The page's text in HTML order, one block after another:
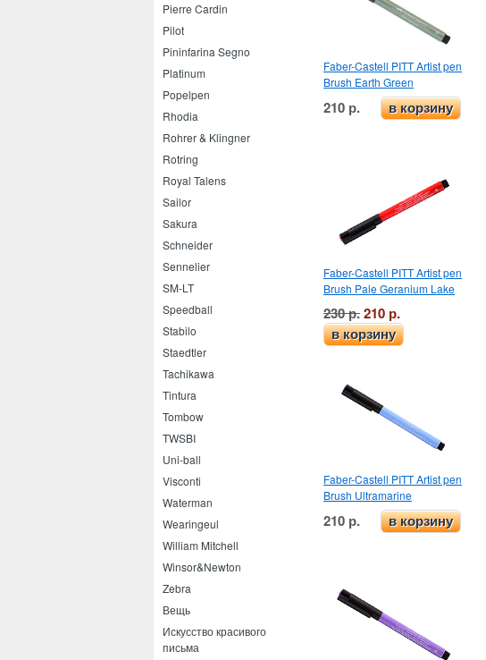
Pierre Cardin
Pilot
Pininfarina Segno
Platinum
Popelpen
Rhodia
Rohrer & Klingner
Rotring
Royal Talens
Sailor
Sakura
Schneider
Sennelier
SM-LT
Speedball
Stabilo
Staedtler
Tachikawa
Tintura
Tombow
TWSBI
Uni-ball
Visconti
Waterman
Wearingeul
William Mitchell
Winsor&Newton
Zebra
Вещь
Искусство красивого
письма
Faber-Castell PITT Artist pen
Brush Earth Green
210 р. в корзину
Faber-Castell PITT Artist pen
Brush Pale Geranium Lake
230 р.210 р.
в корзину
Faber-Castell PITT Artist pen
Brush Ultramarine
210 р. в корзину